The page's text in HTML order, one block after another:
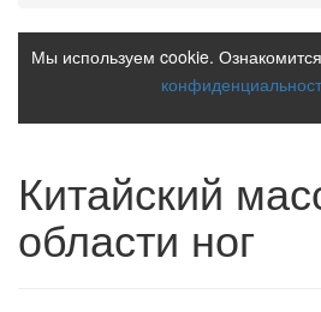
Мы используем cookie.
Китайский
области ног